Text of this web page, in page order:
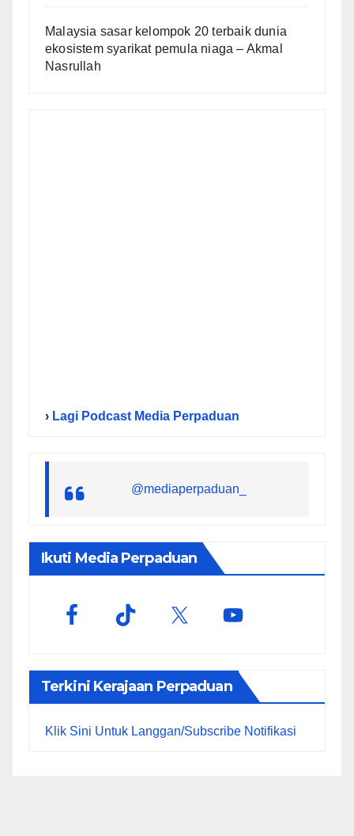
Malaysia sasar kelompok 20 terbaik dunia
ekosistem syarikat pemula niaga – Akmal
Nasrullah
› Lagi Podcast Media Perpaduan
@mediaperpaduan_
Ikuti Media Perpaduan
Terkini Kerajaan Perpaduan
Klik Sini Untuk Langgan/Subscribe Notifikasi